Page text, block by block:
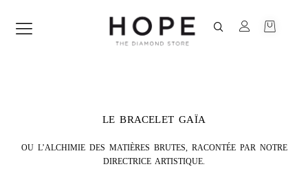
LE BRACELET GAÏA
OU L’ALCHIMIE DES MATIÈRES BRUTES, RACONTÉE PAR NOTRE
DIRECTRICE ARTISTIQUE.